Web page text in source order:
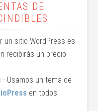
DE
un sitio WordPress es
recibirás un precio
- Usamos un tema de
en todos